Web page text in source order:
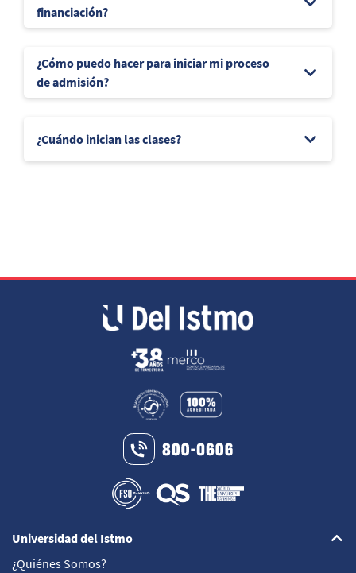
financiación?
¿Cómo puedo hacer para iniciar mi proceso
de admisión?
¿Cuándo inician las clases?
Universidad del Istmo
¿Quiénes Somos?